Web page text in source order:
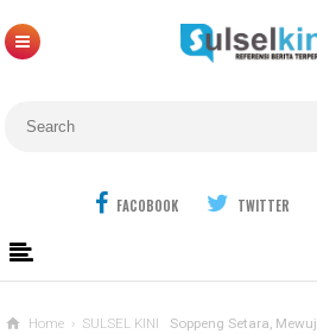
FACOBOOK TWITTER
Home › SULSEL KINI Soppeng Setara,